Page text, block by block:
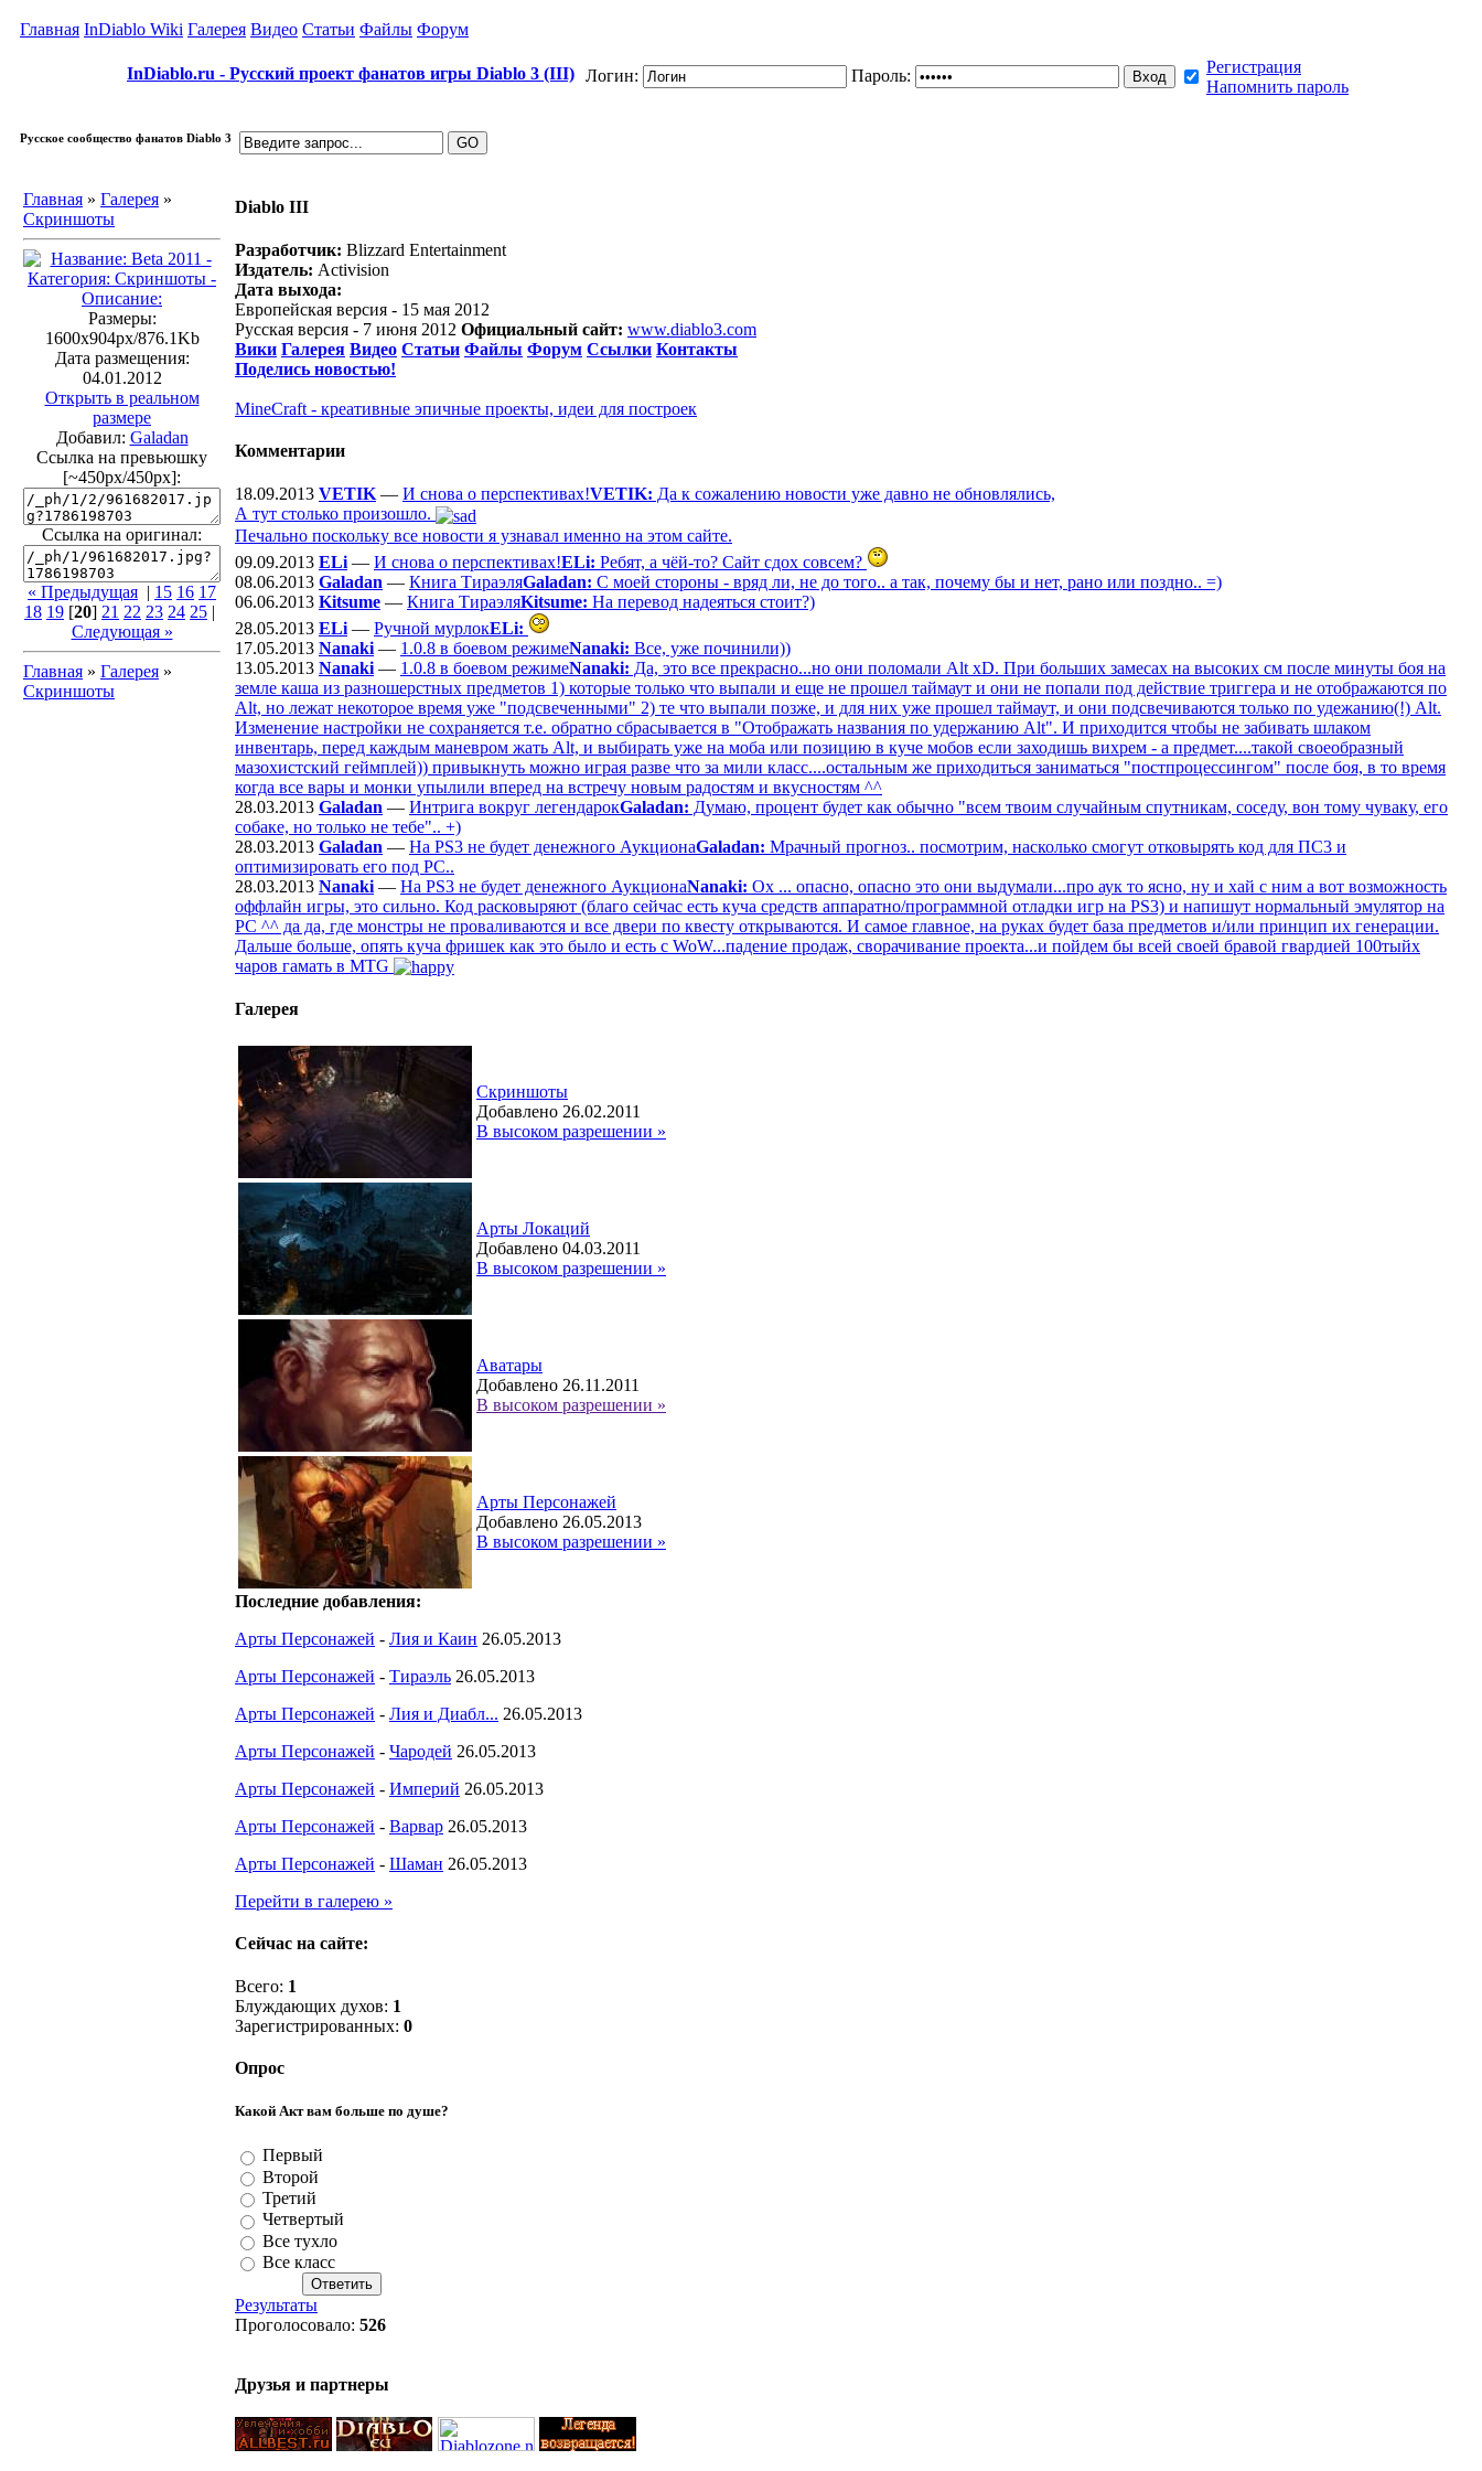
Главная InDiablo Wiki Галерея Видео Статьи Файлы Форум
InDiablo.ru - Русский проект фанатов игры Diablo 3 (III) Логин: Пароль:
Регистрация
Напомнить пароль
Русское сообщество фанатов Diablo 3
Главная » Галерея »
Скриншоты
Размеры:
1600x904px/876.1Kb
Дата размещения:
04.01.2012
Открыть в реальном
размере
Добавил: Galadan
Ссылка на превьюшку
[~450px/450px]:
Ссылка на оригинал:
« Предыдущая | 15 16 17
18 19 [20] 21 22 23 24 25 |
Следующая »
Главная » Галерея »
Скриншоты
Diablo III
Разработчик: Blizzard Entertainment
Издатель: Activision
Дата выхода:
Европейская версия - 15 мая 2012
Русская версия - 7 июня 2012 Официальный сайт: www.diablo3.com
Вики Галерея Видео Статьи Файлы Форум Ссылки Контакты
Поделись новостью!
MineCraft - креативные эпичные проекты, идеи для построек
Комментарии
18.09.2013 VETIK — И снова о перспективах!VETIK: Да к сожалению новости уже давно не обновлялись,
А тут столько произошло.
Печально поскольку все новости я узнавал именно на этом сайте.
09.09.2013 ELi — И снова о перспективах!ELi: Ребят, а чёй-то? Сайт сдох совсем?
08.06.2013 Galadan — Книга ТираэляGaladan: С моей стороны - вряд ли, не до того.. а так, почему бы и нет, рано или поздно.. =)
06.06.2013 Kitsume — Книга ТираэляKitsume: На перевод надеяться стоит?)
28.05.2013 ELi — Ручной мурлокELi:
17.05.2013 Nanaki — 1.0.8 в боевом режимеNanaki: Все, уже починили))
13.05.2013 Nanaki — 1.0.8 в боевом режимеNanaki: Да, это все прекрасно...но они поломали Alt xD. При больших замесах на высоких см после минуты боя на
земле каша из разношерстных предметов 1) которые только что выпали и еще не прошел таймаут и они не попали под действие триггера и не отображаются по
Alt, но лежат некоторое время уже "подсвеченными" 2) те что выпали позже, и для них уже прошел таймаут, и они подсвечиваются только по удежанию(!) Alt.
Изменение настройки не сохраняется т.е. обратно сбрасывается в "Отображать названия по удержанию Alt". И приходится чтобы не забивать шлаком
инвентарь, перед каждым маневром жать Alt, и выбирать уже на моба или позицию в куче мобов если заходишь вихрем - а предмет....такой своеобразный
мазохистский геймплей)) привыкнуть можно играя разве что за мили класс....остальным же приходиться заниматься "постпроцессингом" после боя, в то время
когда все вары и монки упылили вперед на встречу новым радостям и вкусностям ^^
28.03.2013 Galadan — Интрига вокруг легендарокGaladan: Думаю, процент будет как обычно "всем твоим случайным спутникам, соседу, вон тому чуваку, его
собаке, но только не тебе".. +)
28.03.2013 Galadan — На PS3 не будет денежного АукционаGaladan: Мрачный прогноз.. посмотрим, насколько смогут отковырять код для ПС3 и
оптимизировать его под РС..
28.03.2013 Nanaki — На PS3 не будет денежного АукционаNanaki: Ох ... опасно, опасно это они выдумали...про аук то ясно, ну и хай с ним а вот возможность
оффлайн игры, это сильно. Код расковыряют (благо сейчас есть куча средств аппаратно/программной отладки игр на PS3) и напишут нормальный эмулятор на
PC ^^ да да, где монстры не проваливаются и все двери по квесту открываются. И самое главное, на руках будет база предметов и/или принцип их генерации.
Дальше больше, опять куча фришек как это было и есть с WoW...падение продаж, сворачивание проекта...и пойдем бы всей своей бравой гвардией 100тыйх
чаров гамать в MTG
Галерея
Скриншоты
Добавлено 26.02.2011
В высоком разрешении »
Арты Локаций
Добавлено 04.03.2011
В высоком разрешении »
Аватары
Добавлено 26.11.2011
В высоком разрешении »
Арты Персонажей
Добавлено 26.05.2013
В высоком разрешении »
Последние добавления:
Арты Персонажей - Лия и Каин 26.05.2013
Арты Персонажей - Тираэль 26.05.2013
Арты Персонажей - Лия и Диабл... 26.05.2013
Арты Персонажей - Чародей 26.05.2013
Арты Персонажей - Империй 26.05.2013
Арты Персонажей - Варвар 26.05.2013
Арты Персонажей - Шаман 26.05.2013
Перейти в галерею »
Сейчас на сайте:
Всего: 1
Блуждающих духов: 1
Зарегистрированных: 0
Опрос
Какой Акт вам больше по душе?
Первый
Второй
Третий
Четвертый
Все тухло
Все класс
Результаты
Проголосовало: 526
Друзья и партнеры